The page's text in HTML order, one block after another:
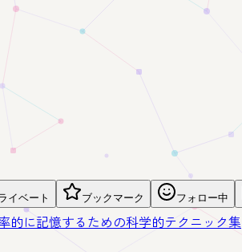
イベート ブックマーク フォロー中
的に記憶するための科学的テクニック集